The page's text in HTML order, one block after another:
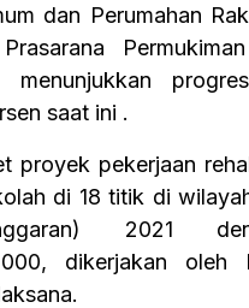
dan Perumahan
Prasarana
saat ini .
proyek pekerjaan
di 18 titik di
2021
dikerjakan